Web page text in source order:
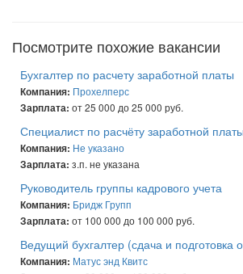
Посмотрите похожие вакансии
Бухгалтер по расчету заработной платы
Компания: Прохелперс
Зарплата: от 25 000 до 25 000 руб.
Специалист по расчёту заработной
Компания: Не указано
Зарплата: з.п. не указана
Руководитель группы кадрового учета
Компания: Бридж Групп
Зарплата: от 100 000 до 100 000 руб.
Ведущий бухгалтер (сдача и подготовка
Компания: Матус энд Квитс